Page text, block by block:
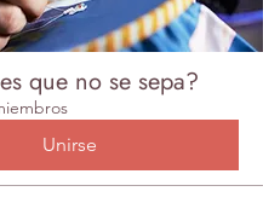
que no se sepa?
Unirse